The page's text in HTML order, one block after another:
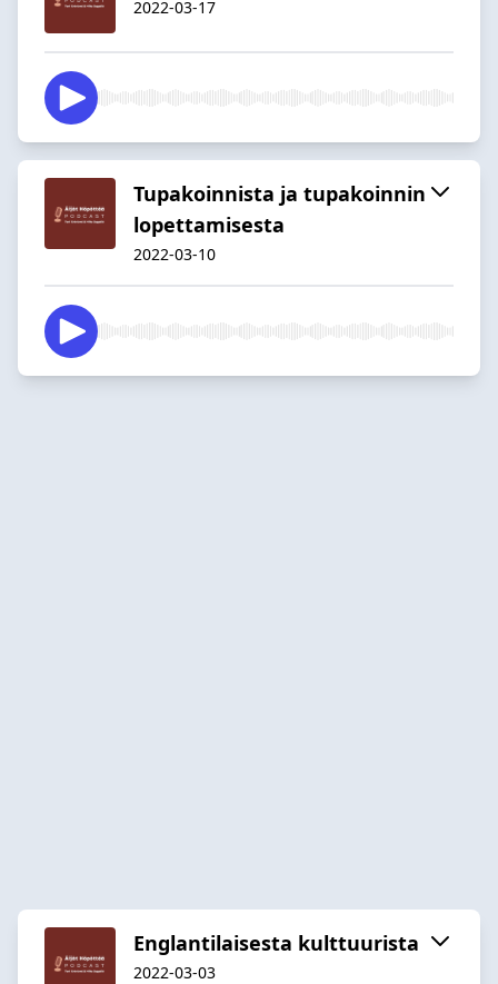
2022-03-17
Tupakoinnista ja tupakoinnin
lopettamisesta
2022-03-10
Englantilaisesta kulttuurista
2022-03-03